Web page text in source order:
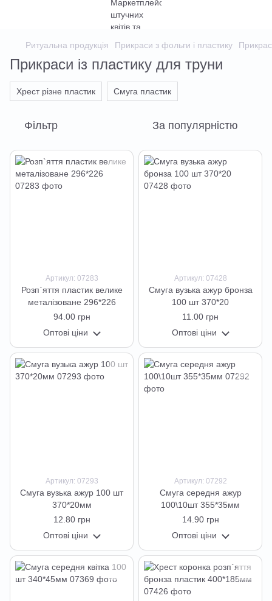
Ритуальна продукція Прикраси з фольги і пластику
Прикраси із пластику для труни
Хрест різне пластик Смуга пластик
Фільтр За популярністю
Артикул: 07283
Розп`яття пластик велике
металізоване 296*226
94.00 грн
Оптові ціни
Артикул: 07428
Смуга вузька ажур бронза
100 шт 370*20
11.00 грн
Оптові ціни
Артикул: 07293
Смуга вузька ажур 100 шт
370*20мм
12.80 грн
Оптові ціни
Артикул: 07292
Смуга середня ажур
100\10шт 355*35мм
14.90 грн
Оптові ціни